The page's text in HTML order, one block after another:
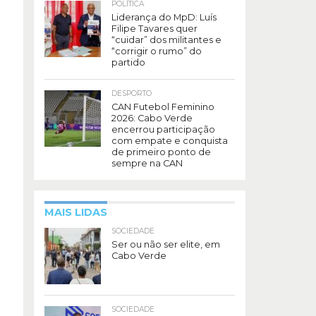
POLÍTICA
Liderança do MpD: Luís
Filipe Tavares quer
“cuidar” dos militantes e
“corrigir o rumo” do
partido
DESPORTO
CAN Futebol Feminino
2026: Cabo Verde
encerrou participação
com empate e conquista
de primeiro ponto de
sempre na CAN
MAIS LIDAS
SOCIEDADE
Ser ou não ser elite, em
Cabo Verde
SOCIEDADE